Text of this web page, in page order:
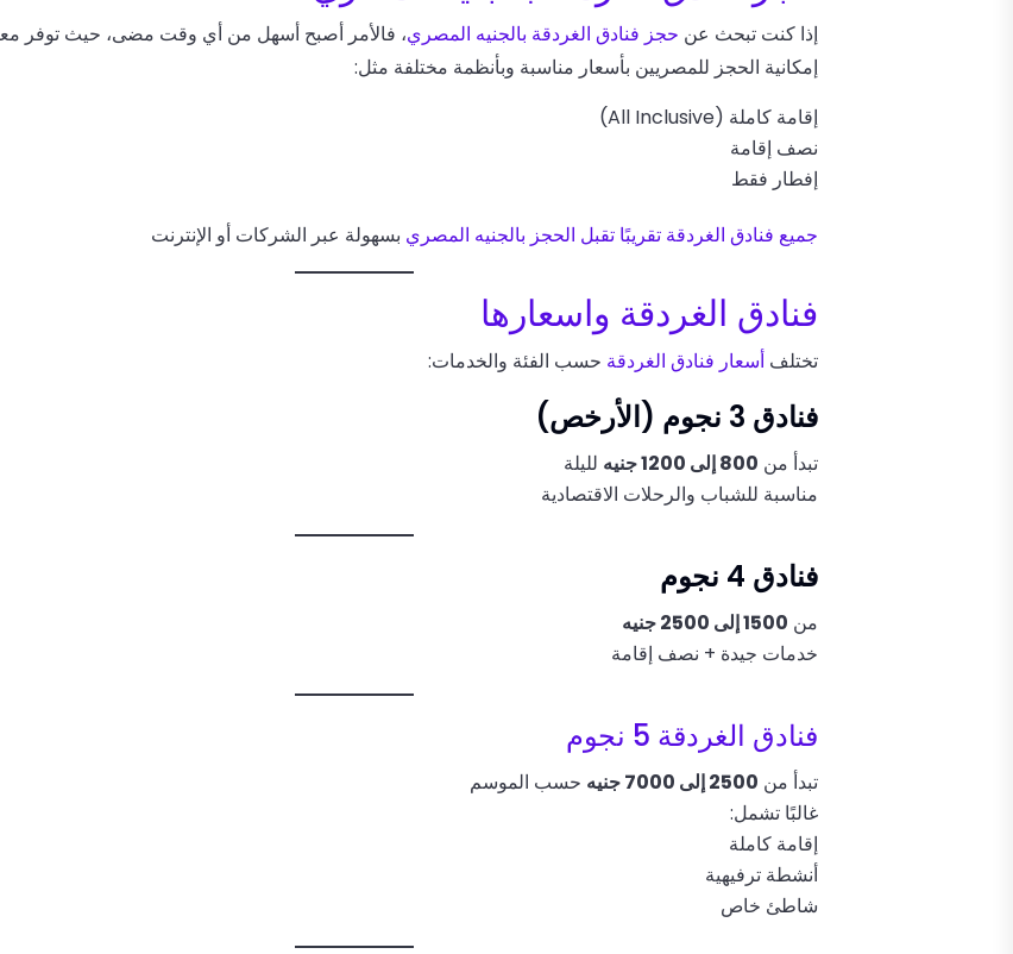
إذا كنت تبحث عن حجز فنادق الغردقة بالجنيه المصري، فالأمر أصبح أسهل من أي وقت مضى، حيث توفر
إمكانية الحجز للمصريين بأسعار مناسبة وبأنظمة مختلفة مثل:
إقامة كاملة (All Inclusive)
نصف إقامة
إفطار فقط
جميع فنادق الغردقة تقريبًا تقبل الحجز بالجنيه المصري بسهولة عبر الشركات أو الإنترنت
فنادق الغردقة واسعارها
تختلف أسعار فنادق الغردقة حسب الفئة والخدمات:
فنادق 3 نجوم (الأرخص)
تبدأ من 800 إلى 1200 جنيه
لليلة
مناسبة للشباب والرحلات الاقتصادية
فنادق 4 نجوم
من 1500 إلى 2500 جنيه
خدمات جيدة + نصف إقامة
فنادق الغردقة 5 نجوم
تبدأ من 2500 إلى 7000 جنيه
حسب الموسم
غالبًا تشمل:
إقامة كاملة
أنشطة ترفيهية
شاطئ خاص